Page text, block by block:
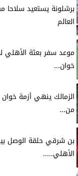
برشلونة يستعيد
العالم
موعد سفر بعثة الأهلي
خوان...
الزمالك ينهي أزمة خوان
من...
بن شرقي حلقة الوصل
الأهلي.....